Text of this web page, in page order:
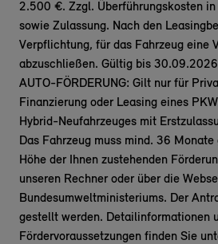
2.500 €. Zzgl. Überführungskosten
sowie Zulassung. Nach den
Verpflichtung, für das Fahrzeug eine
abzuschließen. Gültig bis
AUTO-FÖRDERUNG: Gilt nur für
Finanzierung oder Leasing eines
Hybrid-Neufahrzeuges mit
Das Fahrzeug muss mind. 36
Höhe der Ihnen zustehenden
unseren Rechner oder über die
Bundesumweltministeriums. Der
gestellt werden. Detailinformationen
Fördervoraussetzungen finden Sie